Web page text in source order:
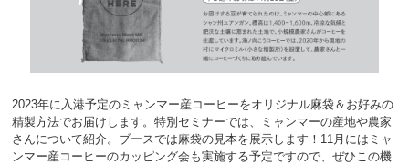
2023年に入港予定のミャンマー産コーヒーをオリジナル麻袋＆お好みの
精製方法でお届けします。特別セミナーでは、ミャンマーの産地や農家
さんについて紹介。ブースでは麻袋の見本を展示します！11月にはミャ
ンマー産コーヒーのカッピング会も実施する予定ですので、ぜひこの機